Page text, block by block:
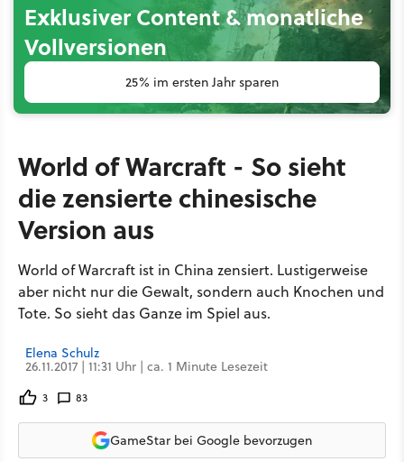
Exklusiver Content & monatliche
Vollversionen
25% im ersten Jahr sparen
World of Warcraft - So sieht
die zensierte chinesische
Version aus
World of Warcraft ist in China zensiert. Lustigerweise
aber nicht nur die Gewalt, sondern auch Knochen und
Tote. So sieht das Ganze im Spiel aus.
Elena Schulz
26.11.2017 | 11:31 Uhr | ca. 1 Minute Lesezeit
3 83
GameStar bei Google bevorzugen